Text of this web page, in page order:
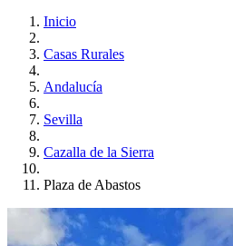
Inicio
Casas Rurales
Andalucía
Sevilla
Cazalla de la Sierra
Plaza de Abastos